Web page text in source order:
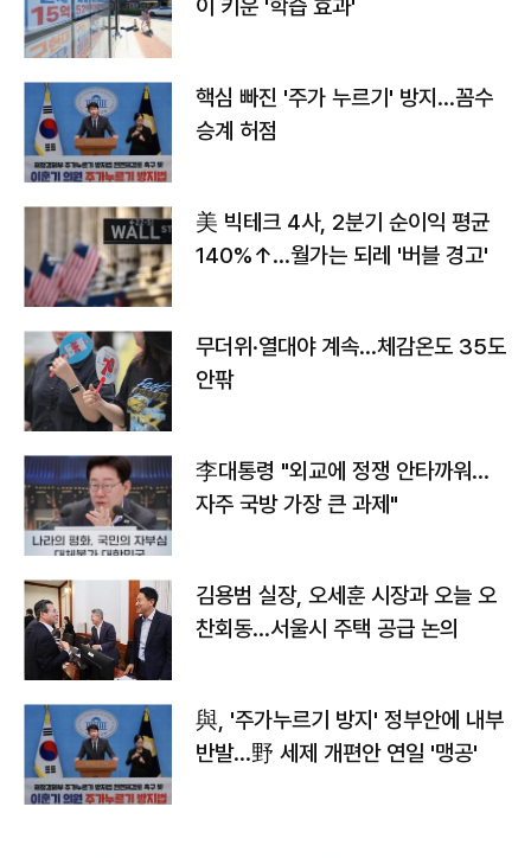
이 키운 '학습 효과'
핵심 빠진 '주가 누르기' 방지…꼼수
승계 허점
美 빅테크 4사, 2분기 순이익 평균
140%↑…월가는 되레 '버블 경고'
무더위·열대야 계속…체감온도 35도
안팎
李대통령 "외교에 정쟁 안타까워…
자주 국방 가장 큰 과제"
김용범 실장, 오세훈 시장과 오늘 오
찬회동...서울시 주택 공급 논의
與, '주가누르기 방지' 정부안에 내부
반발…野 세제 개편안 연일 '맹공'